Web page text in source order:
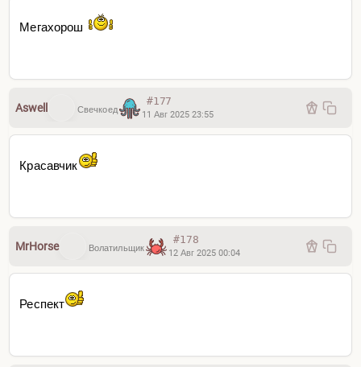
Мегахорош
Aswell Свечкоед
#177
11 Авг 2025 23:55
Красавчик
MrHorse Волатильщик
#178
12 Авг 2025 00:04
Респект